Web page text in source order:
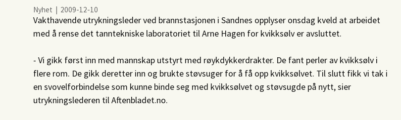
Nyhet | 2009-12-10
Vakthavende utrykningsleder ved brannstasjonen i Sandnes opplyser onsdag kveld at arbeidet
med å rense det tanntekniske laboratoriet til Arne Hagen for kvikksølv er avsluttet.
- Vi gikk først inn med mannskap utstyrt med røykdykkerdrakter. De fant perler av kvikksølv i
flere rom. De gikk deretter inn og brukte støvsuger for å få opp kvikksølvet. Til slutt fikk vi tak i
en svovelforbindelse som kunne binde seg med kvikksølvet og støvsugde på nytt, sier
utrykningslederen til Aftenbladet.no.